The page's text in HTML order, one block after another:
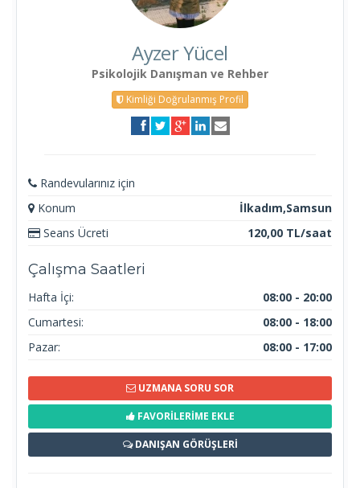
Ayzer Yücel
Psikolojik Danışman ve Rehber
Kimliği Doğrulanmış Profil
Randevularınız için
Konum
İlkadım,Samsun
Seans Ücreti
120,00 TL/saat
Çalışma Saatleri
Hafta İçi:
08:00 - 20:00
Cumartesi:
08:00 - 18:00
Pazar:
08:00 - 17:00
UZMANA SORU SOR
FAVORİLERİME EKLE
DANIŞAN GÖRÜŞLERİ